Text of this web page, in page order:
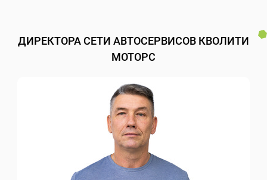
ДИРЕКТОРА СЕТИ АВТОСЕРВИСОВ КВОЛИТИ
МОТОРС